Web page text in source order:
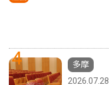
4
多摩
2026.07.28